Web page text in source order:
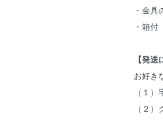
・金
・箱付
【発送
お好き
（１）
（２